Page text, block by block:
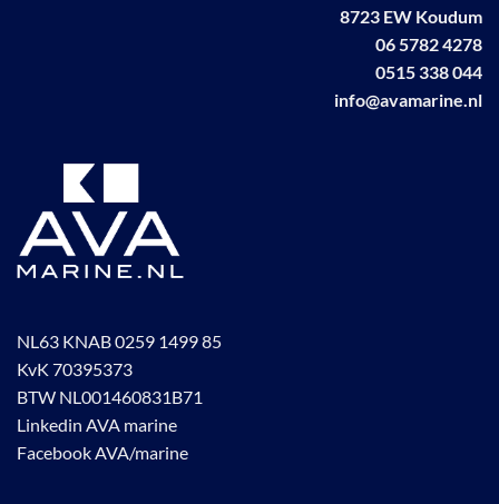
8723 EW Koudum
06 5782 4278
0515 338 044
info@avamarine.nl
NL63 KNAB 0259 1499 85
KvK 70395373
BTW NL001460831B71
Linkedin AVA marine
Facebook AVA/marine